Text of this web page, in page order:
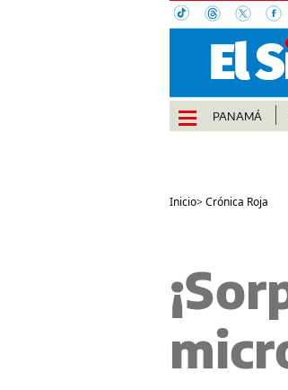
PANAMÁ
Inicio>Crónica Roja